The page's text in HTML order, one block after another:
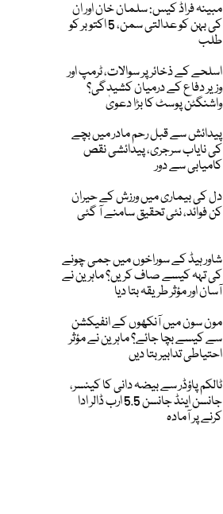
مبینہ فراڈ کیس: سلمان خان اور ان
کی بہن کو عدالتی سمن، 5 اکتوبر کو
طلب
اسلحے کے ذخائر پر سوالات، ٹرمپ اور
وزیر دفاع کے درمیان کشیدگی؟
واشنگٹن پوسٹ کا بڑا دعویٰ
پیدائش سے قبل رحم مادر میں بچے
کی نایاب سرجری، پیدائشی نقص
کامیابی سے دور
دل کی بیماری میں ورزش کے حیران
کن فوائد، نئی تحقیق سامنے آ گئی
شاور ہیڈ کے سوراخوں میں جمی چونے
کی تہہ کیسے صاف کریں؟ ماہرین نے
آسان اور مؤثر طریقہ بتا دیا
مون سون میں آنکھوں کے انفیکشن
سے کیسے بچا جائے؟ ماہرین نے مؤثر
احتیاطی تدابیر بتا دیں
ٹالکم پاؤڈر سے بیضہ دانی کا کینسر،
جانسن اینڈ جانسن 5.5 ارب ڈالر ادا
کرنے پر آمادہ